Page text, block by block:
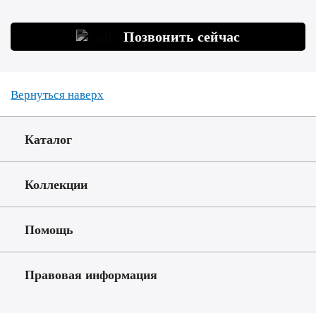
Позвонить сейчас
Вернуться наверх
Каталог
Коллекции
Помощь
Правовая информация